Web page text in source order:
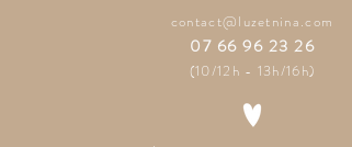
contact@luzetnina.com
07 66 96 23 26
(10/12h - 13h/16h)